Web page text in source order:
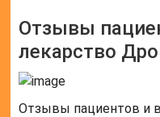
Отзывы
лекарство
Отзывы пациентов и